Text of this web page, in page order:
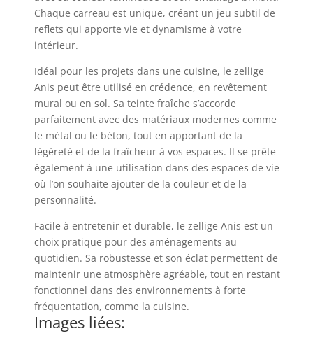
Chaque carreau est unique, créant un jeu subtil de
reflets qui apporte vie et dynamisme à votre
intérieur.
Idéal pour les projets dans une cuisine, le zellige
Anis peut être utilisé en crédence, en revêtement
mural ou en sol. Sa teinte fraîche s’accorde
parfaitement avec des matériaux modernes comme
le métal ou le béton, tout en apportant de la
légèreté et de la fraîcheur à vos espaces. Il se prête
également à une utilisation dans des espaces de vie
où l’on souhaite ajouter de la couleur et de la
personnalité.
Facile à entretenir et durable, le zellige Anis est un
choix pratique pour des aménagements au
quotidien. Sa robustesse et son éclat permettent de
maintenir une atmosphère agréable, tout en restant
fonctionnel dans des environnements à forte
fréquentation, comme la cuisine.
Images liées: